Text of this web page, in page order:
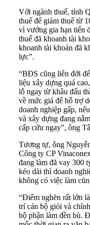
Với ngành thuế, tỉnh
thuế để giảm thuế từ
vì vướng gia hạn tiến
thuế đã khoanh tài
khoanh tài khoản đã
lực”.
“BĐS cũng liên đới
liệu xây dựng quá
lỗ ngay từ khâu đấu
về mức giá để hỗ trợ
doanh nghiệp gấp,
và xây dựng đang
cấp cứu ngay”, ông
Tương tự, ông
Công ty CP
đang làm đã vay 300
kéo dài thì doanh
không có việc làm
“Điểm nghẽn rất lớn
trí cán bộ giỏi và
bộ phận làm đền bù.